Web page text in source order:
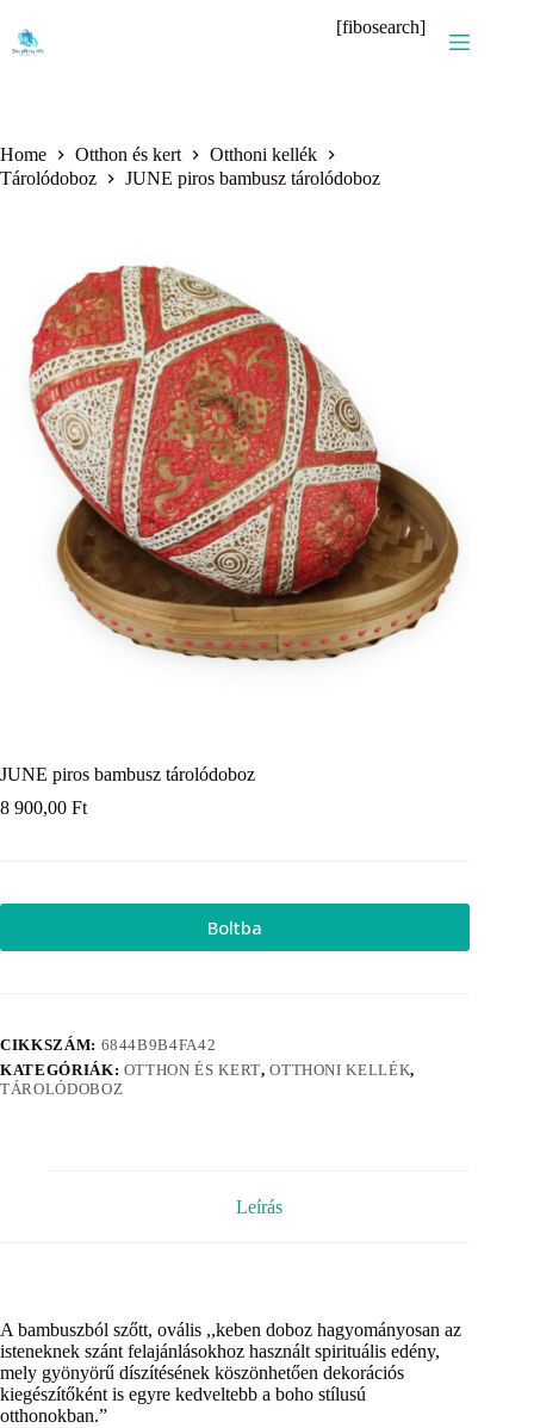
content
[fibosearch]
Home Otthon és kert
Otthoni kellék
Tárolódoboz
JUNE piros bambusz tárolódoboz
JUNE piros bambusz tárolódoboz
8 900,00 Ft
Boltba
CIKKSZÁM: 6844B9B4FA42
KATEGÓRIÁK: OTTHON ÉS KERT,OTTHONI KELLÉK,
TÁROLÓDOBOZ
Leírás
A bambuszból szőtt, ovális ,,keben doboz hagyományosan az
isteneknek szánt felajánlásokhoz használt spirituális edény,
mely gyönyörű díszítésének köszönhetően dekorációs
kiegészítőként is egyre kedveltebb a boho stílusú
otthonokban.”